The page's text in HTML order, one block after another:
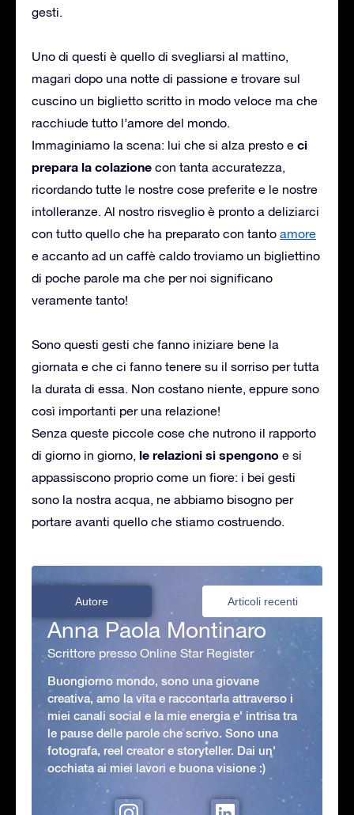
gesti.
Uno di questi è quello di svegliarsi al mattino,
magari dopo una notte di passione e trovare sul
cuscino un biglietto scritto in modo veloce ma che
racchiude tutto l’amore del mondo.
Immaginiamo la scena: lui che si alza presto e ci
prepara la colazione con tanta accuratezza,
ricordando tutte le nostre cose preferite e le nostre
intolleranze. Al nostro risveglio è pronto a deliziarci
con tutto quello che ha preparato con tanto amore
e accanto ad un caffè caldo troviamo un bigliettino
di poche parole ma che per noi significano
veramente tanto!
Sono questi gesti che fanno iniziare bene la
giornata e che ci fanno tenere su il sorriso per tutta
la durata di essa. Non costano niente, eppure sono
così importanti per una relazione!
Senza queste piccole cose che nutrono il rapporto
di giorno in giorno, le relazioni si spengono e si
appassiscono proprio come un fiore: i bei gesti
sono la nostra acqua, ne abbiamo bisogno per
portare avanti quello che stiamo costruendo.
Autore Articoli recenti
Anna Paola Montinaro
Scrittore presso Online Star Register
Buongiorno mondo, sono una giovane
creativa, amo la vita e raccontarla attraverso i
miei canali social e la mie energia e' intrisa tra
le pause delle parole che scrivo. Sono una
fotografa, reel creator e storyteller. Dai un'
occhiata ai miei lavori e buona visione :)